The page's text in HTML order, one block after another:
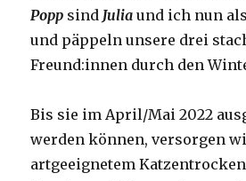
Popp sind Juliaund ich nun
und päppeln unsere drei
Freund:innen durch den
Bis sie im April/Mai 2022
werden können, versorgen
artgeeignetem